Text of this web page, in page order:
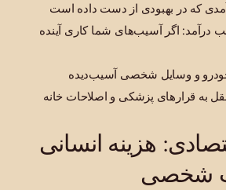
که در بهبودی از دست داده است
درآمد: اگر آسیب‌های شما کاری آینده
خودرو و وسایل شخصی آسیب‌دیده
به قرارهای پزشکی و اصلاحات خانه
هزینه انسانی
شخصی